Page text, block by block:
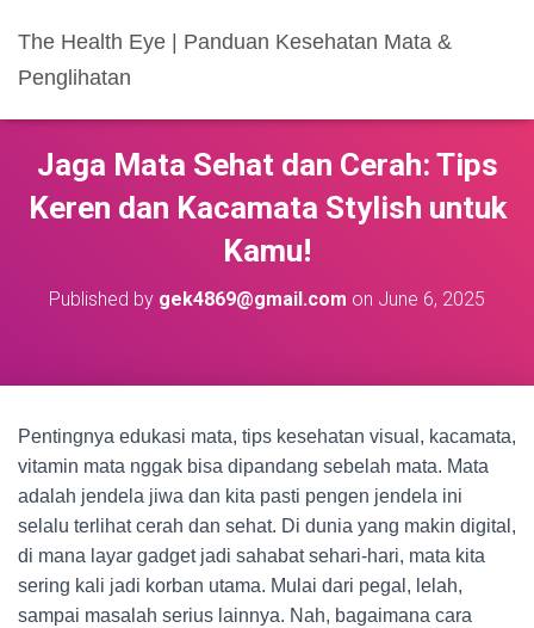
The Health Eye | Panduan Kesehatan Mata &
Penglihatan
Jaga Mata Sehat dan Cerah: Tips
Keren dan Kacamata Stylish untuk
Kamu!
Published by gek4869@gmail.com on June 6, 2025
Pentingnya edukasi mata, tips kesehatan visual, kacamata,
vitamin mata nggak bisa dipandang sebelah mata. Mata
adalah jendela jiwa dan kita pasti pengen jendela ini
selalu terlihat cerah dan sehat. Di dunia yang makin digital,
di mana layar gadget jadi sahabat sehari-hari, mata kita
sering kali jadi korban utama. Mulai dari pegal, lelah,
sampai masalah serius lainnya. Nah, bagaimana cara